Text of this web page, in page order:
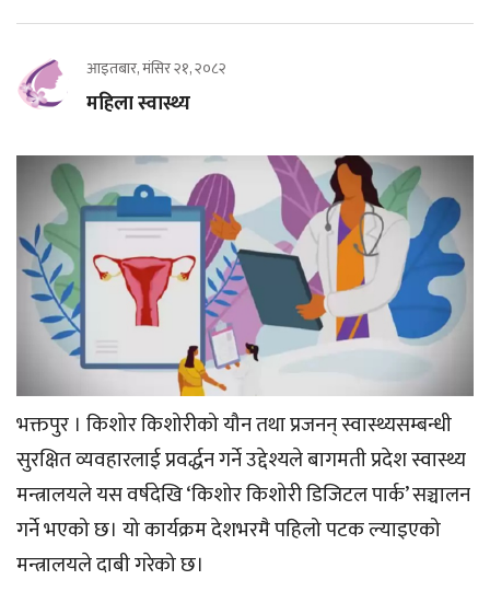
आइतबार, मंसिर २१, २०८२
महिला स्वास्थ्य
भक्तपुर । किशोर किशोरीको यौन तथा प्रजनन् स्वास्थ्यसम्बन्धी
सुरक्षित व्यवहारलाई प्रवर्द्धन गर्ने उद्देश्यले बागमती प्रदेश स्वास्थ्य
मन्त्रालयले यस वर्षदेखि ‘किशोर किशोरी डिजिटल पार्क’ सञ्चालन
गर्ने भएको छ। यो कार्यक्रम देशभरमै पहिलो पटक ल्याइएको
मन्त्रालयले दाबी गरेको छ।